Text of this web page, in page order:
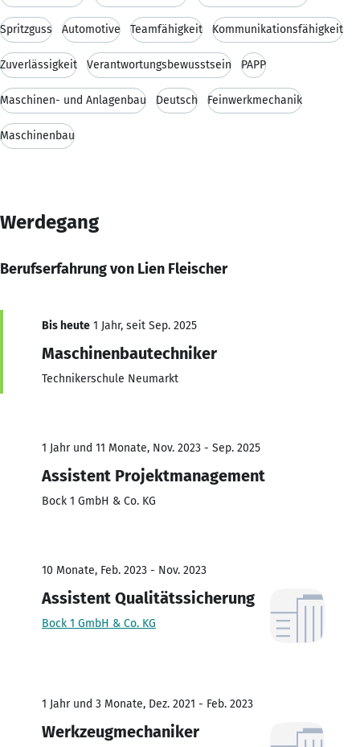
Spritzguss Automotive Teamfähigkeit Kommunikationsfähigkeit
Zuverlässigkeit Verantwortungsbewusstsein PAPP
Maschinen- und Anlagenbau Deutsch Feinwerkmechanik
Maschinenbau
Werdegang
Berufserfahrung von Lien Fleischer
Bis heute 1 Jahr, seit Sep. 2025
Maschinenbautechniker
Technikerschule Neumarkt
1 Jahr und 11 Monate, Nov. 2023 - Sep. 2025
Assistent Projektmanagement
Bock 1 GmbH & Co. KG
10 Monate, Feb. 2023 - Nov. 2023
Assistent Qualitätssicherung
Bock 1 GmbH & Co. KG
1 Jahr und 3 Monate, Dez. 2021 - Feb. 2023
Werkzeugmechaniker